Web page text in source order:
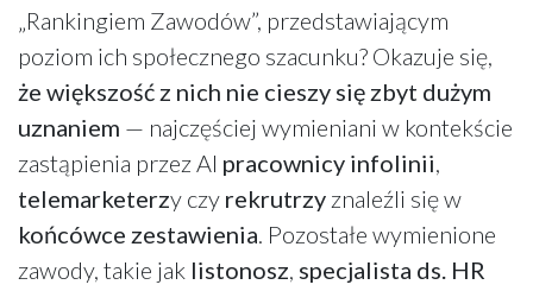
„Rankingiem Zawodów”, przedstawiającym
poziom ich społecznego szacunku? Okazuje się,
że większość z nich nie cieszy się zbyt dużym
uznaniem — najczęściej wymieniani w kontekście
zastąpienia przez AI pracownicy infolinii
telemarketerzy czy rekrutrzy znaleźli się w
końcówce zestawienia . Pozostałe wymienione
zawody, takie jak listonosz specjalista ds. HR